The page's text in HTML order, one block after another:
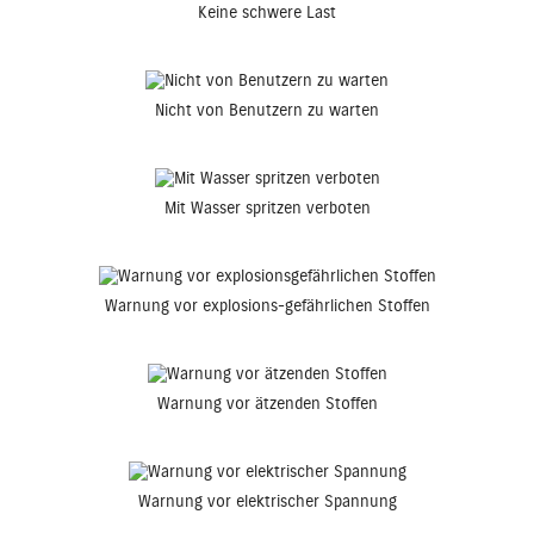
Keine schwere Last
Nicht von Benutzern zu warten
Mit Wasser spritzen verboten
Warnung vor explosions-gefährlichen Stoffen
Warnung vor ätzenden Stoffen
Warnung vor elektrischer Spannung